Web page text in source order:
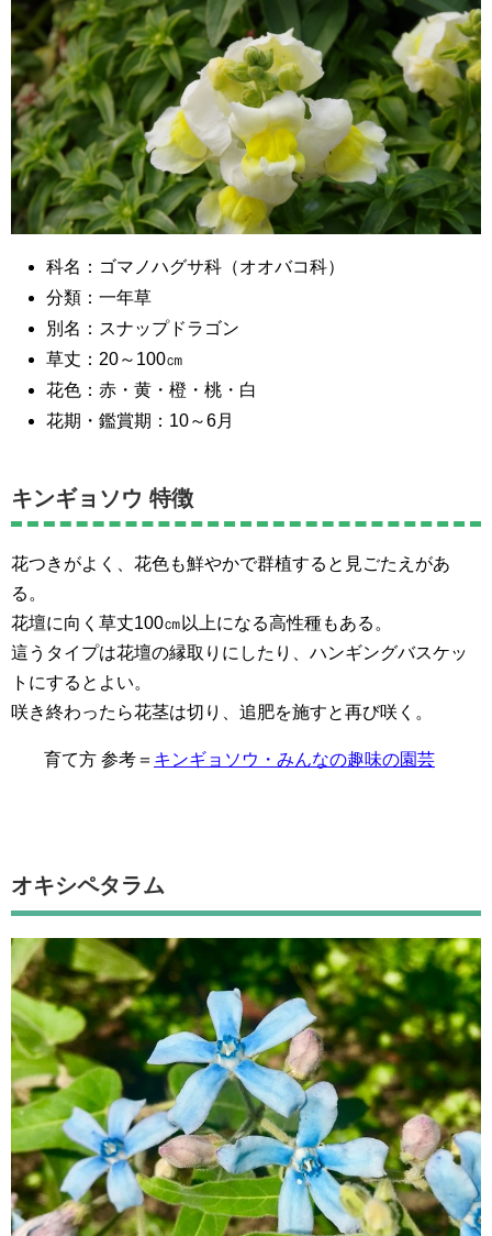
科名：ゴマノハグサ科（オオバコ科）
分類：一年草
別名：スナップドラゴン
草丈：20～100㎝
花色：赤・黄・橙・桃・白
花期・鑑賞期：10～6月
キンギョソウ 特徴
花つきがよく、花色も鮮やかで群植すると見ごたえがあ
る。
花壇に向く草丈100㎝以上になる高性種もある。
這うタイプは花壇の縁取りにしたり、ハンギングバスケッ
トにするとよい。
咲き終わったら花茎は切り、追肥を施すと再び咲く。
育て方 参考＝ キンギョソウ・みんなの趣味の園芸
オキシペタラム